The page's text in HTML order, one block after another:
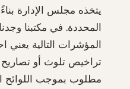
يتخذه مجلس الإدارة
المحددة. في مكتبنا
المؤشرات التالية يعني
تراخيص تلوث أو تصاريح
مطلوب بموجب اللوائح